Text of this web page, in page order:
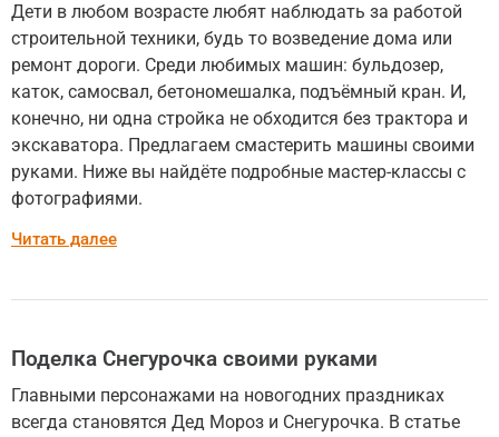
Дети в любом возрасте любят наблюдать за работой
строительной техники, будь то возведение дома или
ремонт дороги. Среди любимых машин: бульдозер,
каток, самосвал, бетономешалка, подъёмный кран. И,
конечно, ни одна стройка не обходится без трактора и
экскаватора. Предлагаем смастерить машины своими
руками. Ниже вы найдёте подробные мастер-классы с
фотографиями.
Читать далее
Поделка Снегурочка своими руками
Главными персонажами на новогодних праздниках
всегда становятся Дед Мороз и Снегурочка. В статье